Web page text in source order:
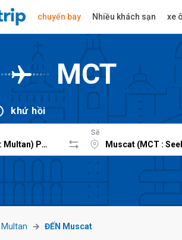
chuyến bay Nhiều khách sạn xe
MCT
khứ hồi
Sẽ
Multan ĐẾN Muscat